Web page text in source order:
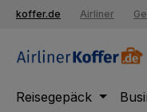
Zur
koffer.de Airliner
Reisegepäck